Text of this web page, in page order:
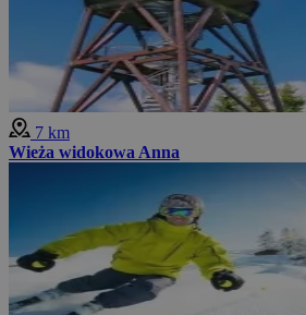
7 km
Wieża widokowa Anna